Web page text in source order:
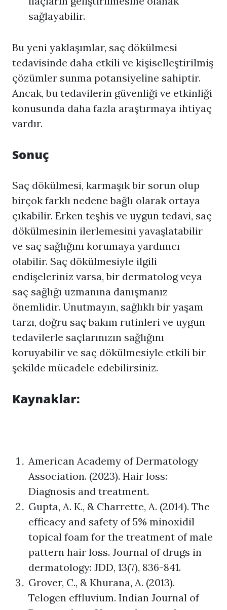
sağlayabilir.
Bu yeni yaklaşımlar, saç dökülmesi
tedavisinde daha etkili ve kişiselleştirilmiş
çözümler sunma potansiyeline sahiptir.
Ancak, bu tedavilerin güvenliği ve etkinliği
konusunda daha fazla araştırmaya ihtiyaç
vardır.
Sonuç
Saç dökülmesi, karmaşık bir sorun olup
birçok farklı nedene bağlı olarak ortaya
çıkabilir. Erken teşhis ve uygun tedavi, saç
dökülmesinin ilerlemesini yavaşlatabilir
ve saç sağlığını korumaya yardımcı
olabilir. Saç dökülmesiyle ilgili
endişeleriniz varsa, bir dermatolog veya
saç sağlığı uzmanına danışmanız
önemlidir. Unutmayın, sağlıklı bir yaşam
tarzı, doğru saç bakım rutinleri ve uygun
tedavilerle saçlarınızın sağlığını
koruyabilir ve saç dökülmesiyle etkili bir
şekilde mücadele edebilirsiniz.
Kaynaklar:
American Academy of Dermatology
Association. (2023). Hair loss:
Diagnosis and treatment.
Gupta, A. K., & Charrette, A. (2014). The
efficacy and safety of 5% minoxidil
topical foam for the treatment of male
pattern hair loss. Journal of drugs in
dermatology: JDD, 13(7), 836-841.
Grover, C., & Khurana, A. (2013).
Telogen effluvium. Indian Journal of